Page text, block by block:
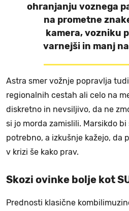
ohranjanju voznega
na prometne
kamera, vozniku
varnejši in manj
Astra smer vožnje popravlja
regionalnih cestah ali celo na
diskretno in nevsiljivo, da ne
si jo morda zamislili. Marsikdo
potrebno, a izkušnje kažejo, da
v krizi še kako prav.
Skozi ovinke bolje kot
Prednosti klasične